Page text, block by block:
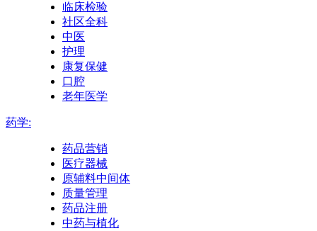
临床检验
社区全科
中医
护理
康复保健
口腔
老年医学
药学:
药品营销
医疗器械
原辅料中间体
质量管理
药品注册
中药与植化